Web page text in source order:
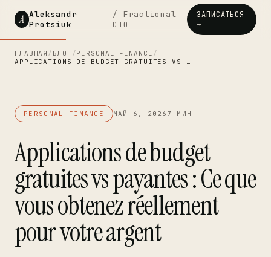
A Aleksandr
Protsiuk
/ Fractional
CTO
ЗАПИСАТЬСЯ
→
ГЛАВНАЯ / БЛОГ /PERSONAL FINANCE /
APPLICATIONS DE BUDGET GRATUITES VS …
PERSONAL FINANCE МАЙ 6, 2026 7 МИН
Applications de budget
gratuites vs payantes : Ce que
vous obtenez réellement
pour votre argent